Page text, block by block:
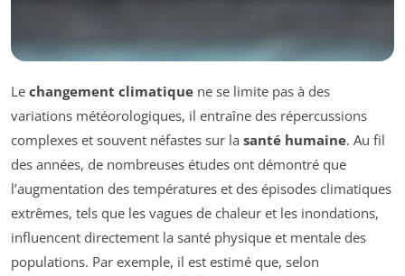
Le changement climatique ne se limite pas à des
variations météorologiques, il entraîne des répercussions
complexes et souvent néfastes sur la santé humaine. Au fil
des années, de nombreuses études ont démontré que
l’augmentation des températures et des épisodes climatiques
extrêmes, tels que les vagues de chaleur et les inondations,
influencent directement la santé physique et mentale des
populations. Par exemple, il est estimé que, selon